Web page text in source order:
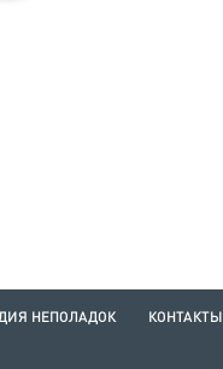
НЕПОЛАДОК КОНТАКТЫ